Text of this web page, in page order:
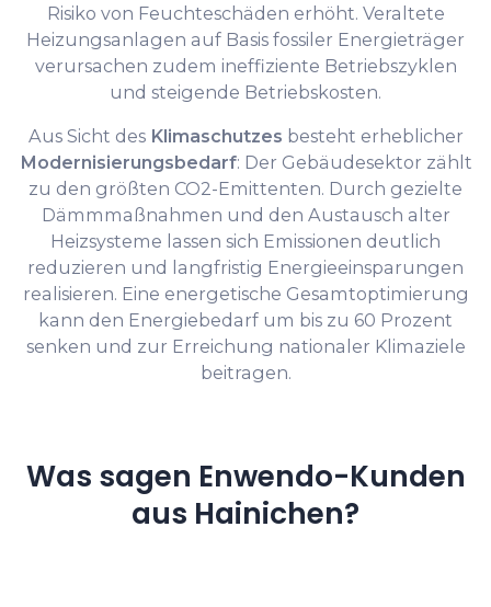
Risiko von Feuchteschäden erhöht. Veraltete
Heizungsanlagen auf Basis fossiler Energieträger
verursachen zudem ineffiziente Betriebszyklen
und steigende Betriebskosten.
Aus Sicht des Klimaschutzes besteht erheblicher
Modernisierungsbedarf: Der Gebäudesektor zählt
zu den größten CO2-Emittenten. Durch gezielte
Dämmmaßnahmen und den Austausch alter
Heizsysteme lassen sich Emissionen deutlich
reduzieren und langfristig Energieeinsparungen
realisieren. Eine energetische Gesamtoptimierung
kann den Energiebedarf um bis zu 60 Prozent
senken und zur Erreichung nationaler Klimaziele
beitragen.
Was sagen Enwendo-Kunden
aus Hainichen?